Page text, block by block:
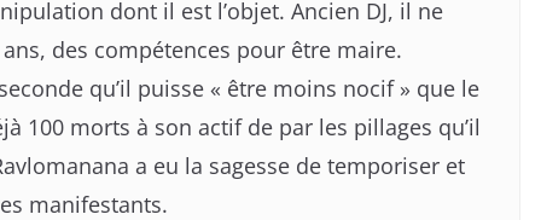
dont il est l’objet. Ancien DJ, il ne
des compétences pour être maire.
qu’il puisse « être moins nocif » que le
100 morts à son actif de par les pillages qu’il
a eu la sagesse de temporiser et
manifestants.